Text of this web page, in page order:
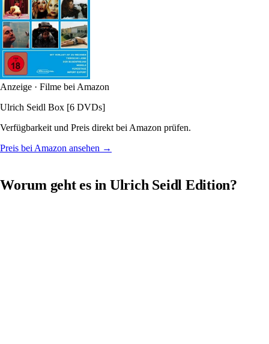
Anzeige · Filme bei Amazon
Ulrich Seidl Box [6 DVDs]
Verfügbarkeit und Preis direkt bei Amazon prüfen.
Preis bei Amazon ansehen →
Worum geht es in Ulrich Seidl Edition?